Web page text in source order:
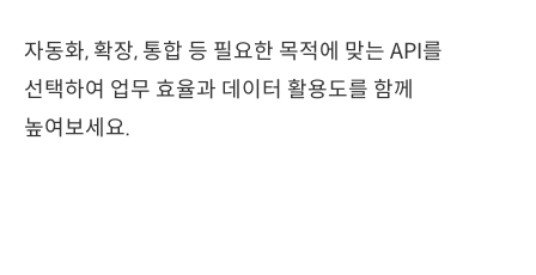
자동화, 확장, 통합 등 필요한 목적에 맞는 API를
선택하여 업무 효율과 데이터 활용도를 함께
높여보세요.